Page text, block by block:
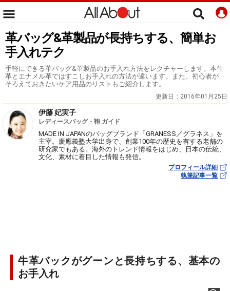
革バッグ&革製品が長持ちする、簡単お
手入れテク
手軽にできる革バッグ&革製品のお手入れ方法をレクチャーします。本牛
革とエナメル革ではすこしお手入れの方法が違います。また、初心者が
そろえておきたいケア用品のリストもご紹介します。
更新日： 2016年01月25日
伊藤 妃実子
レディースバッグ・鞄 ガイド
MADE IN JAPANのバッグブランド「GRANESS／グラネス」を
主宰。慶應義塾大学出身で、創業100年の歴史を有する老舗の
研究家でもある。海外のトレンド情報をはじめ、日本の伝統、
文化、素材に着目した情報も発信。
プロフィール詳細
執筆記事一覧
牛革バックがグーンと長持ちする、基本の
お手入れ